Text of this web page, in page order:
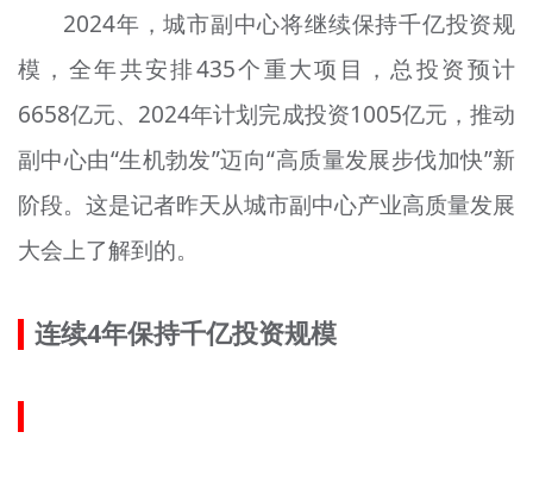
资料库
+
2024年，城市副中心将继续保持千亿投资规
模，全年共安排435个重大项目，总投资预计
6658亿元、2024年计划完成投资1005亿元，推动
副中心由“生机勃发”迈向“高质量发展步伐加快”新
阶段。这是记者昨天从城市副中心产业高质量发展
大会上了解到的。
连续4年保持千亿投资规模